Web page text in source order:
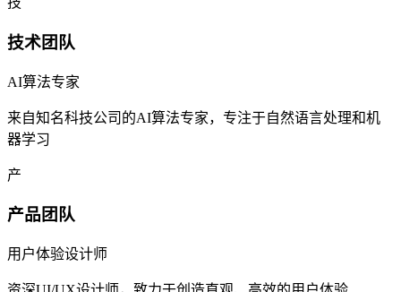
技术团队
AI算法专家
来自知名科技公司的AI算法专家，专注于自然语言处理和机
器学习
产
产品团队
用户体验设计师